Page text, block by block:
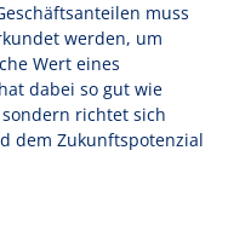
muss
werden, um
Wert eines
dabei so gut wie
richtet sich
dem Zukunftspotenzial